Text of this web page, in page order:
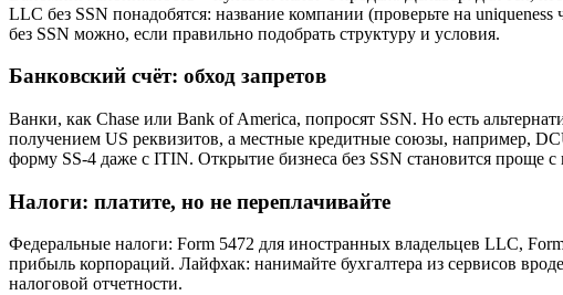
LLC без SSN понадобятся: название компании (проверьте на
без SSN можно, если правильно подобрать структуру и условия.
Банковский счёт: обход запретов
Bанки, как Chase или Bank of America, попросят SSN. Но есть
получением US реквизитов, а местные кредитные союзы, например,
форму SS-4 даже с ITIN. Открытие бизнеса без SSN становится проще
Налоги: платите, но не переплачивайте
Федеральные налоги: Form 5472 для иностранных владельцев LLC,
прибыль корпораций. Лайфхак: нанимайте бухгалтера из сервисов
налоговой отчетности.